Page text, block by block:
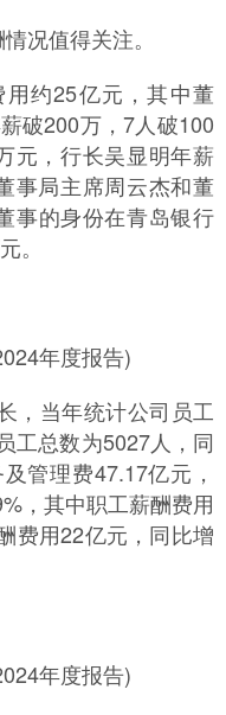
况值得关注。
约25亿元，其中董
破200万，7人破100
元，行长吴显明年薪
事局主席周云杰和董
事的身份在青岛银行
。
年度报告)
，当年统计公司员工
工总数为5027人，同
管理费47.17亿元，
，其中职工薪酬费用
费用22亿元，同比增
年度报告)